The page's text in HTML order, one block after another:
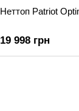
Неттоп Patriot
19 998 грн